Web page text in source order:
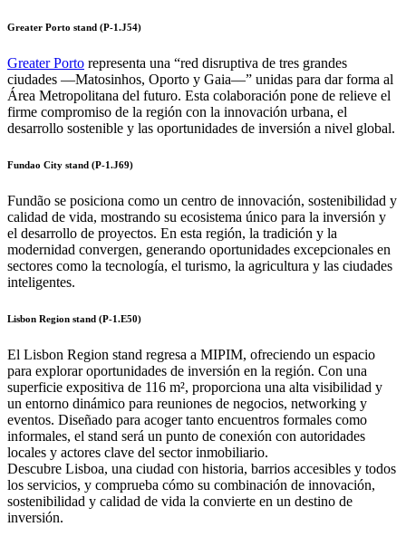
Greater Porto stand (P-1.J54)
Greater Porto representa una “red disruptiva de tres grandes
ciudades —Matosinhos, Oporto y Gaia—” unidas para dar forma al
Área Metropolitana del futuro. Esta colaboración pone de relieve el
firme compromiso de la región con la innovación urbana, el
desarrollo sostenible y las oportunidades de inversión a nivel global.
Fundao City stand (P-1.J69)
Fundão se posiciona como un centro de innovación, sostenibilidad y
calidad de vida, mostrando su ecosistema único para la inversión y
el desarrollo de proyectos. En esta región, la tradición y la
modernidad convergen, generando oportunidades excepcionales en
sectores como la tecnología, el turismo, la agricultura y las ciudades
inteligentes.
Lisbon Region stand (P-1.E50)
El Lisbon Region stand regresa a MIPIM, ofreciendo un espacio
para explorar oportunidades de inversión en la región. Con una
superficie expositiva de 116 m², proporciona una alta visibilidad y
un entorno dinámico para reuniones de negocios, networking y
eventos. Diseñado para acoger tanto encuentros formales como
informales, el stand será un punto de conexión con autoridades
locales y actores clave del sector inmobiliario.
Descubre Lisboa, una ciudad con historia, barrios accesibles y todos
los servicios, y comprueba cómo su combinación de innovación,
sostenibilidad y calidad de vida la convierte en un destino de
inversión.